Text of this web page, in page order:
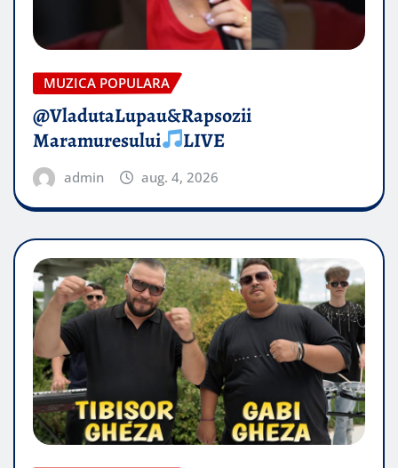
MUZICA POPULARA
@VladutaLupau&Rapsozii
Maramuresului
LIVE
admin aug. 4, 2026